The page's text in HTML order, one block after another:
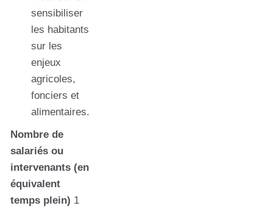
sensibiliser
les habitants
sur les
enjeux
agricoles,
fonciers et
alimentaires.
Nombre de
salariés ou
intervenants (en
équivalent
temps plein) 1